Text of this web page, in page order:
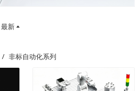
最新
非标自动化系列